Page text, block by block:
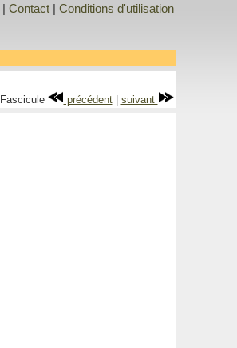
Contact| Conditions d'utilisation
Fascicule précédent| suivant